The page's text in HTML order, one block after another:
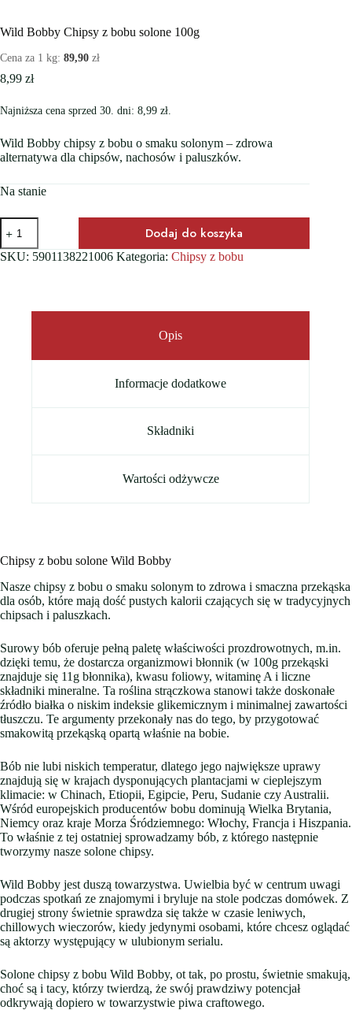
Wild Bobby Chipsy z bobu solone 100g
Cena za 1 kg: 89,90 zł
8,99 zł
Najniższa cena sprzed 30. dni: 8,99 zł.
Wild Bobby chipsy z bobu o smaku solonym – zdrowa
alternatywa dla chipsów, nachosów i paluszków.
Na stanie
ilość
Wild
Bobby
Chipsy
Dodaj do koszyka
SKU: 5901138221006 Kategoria: Chipsy z bobu
Opis
Informacje dodatkowe
Składniki
Wartości odżywcze
Chipsy z bobu solone Wild Bobby
Nasze chipsy z bobu o smaku solonym to zdrowa i smaczna przekąska
dla osób, które mają dość pustych kalorii czających się w tradycyjnych
chipsach i paluszkach.
Surowy bób oferuje pełną paletę właściwości prozdrowotnych, m.in.
dzięki temu, że dostarcza organizmowi błonnik (w 100g przekąski
znajduje się 11g błonnika), kwasu foliowy, witaminę A i liczne
składniki mineralne. Ta roślina strączkowa stanowi także doskonałe
źródło białka o niskim indeksie glikemicznym i minimalnej zawartości
tłuszczu. Te argumenty przekonały nas do tego, by przygotować
smakowitą przekąską opartą właśnie na bobie.
Bób nie lubi niskich temperatur, dlatego jego największe uprawy
znajdują się w krajach dysponujących plantacjami w cieplejszym
klimacie: w Chinach, Etiopii, Egipcie, Peru, Sudanie czy Australii.
Wśród europejskich producentów bobu dominują Wielka Brytania,
Niemcy oraz kraje Morza Śródziemnego: Włochy, Francja i Hiszpania.
To właśnie z tej ostatniej sprowadzamy bób, z którego następnie
tworzymy nasze solone chipsy.
Wild Bobby jest duszą towarzystwa. Uwielbia być w centrum uwagi
podczas spotkań ze znajomymi i bryluje na stole podczas domówek. Z
drugiej strony świetnie sprawdza się także w czasie leniwych,
chillowych wieczorów, kiedy jedynymi osobami, które chcesz oglądać
są aktorzy występujący w ulubionym serialu.
Solone chipsy z bobu Wild Bobby, ot tak, po prostu, świetnie smakują,
choć są i tacy, którzy twierdzą, że swój prawdziwy potencjał
odkrywają dopiero w towarzystwie piwa craftowego.